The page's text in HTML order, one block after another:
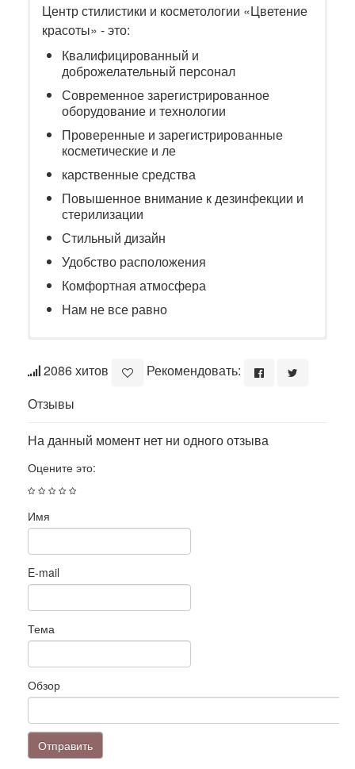
Центр стилистики и косметологии «Цветение
красоты» - это:
Квалифицированный и
доброжелательный персонал
Современное зарегистрированное
оборудование и технологии
Проверенные и зарегистрированные
косметические и ле
карственные средства
Повышенное внимание к дезинфекции и
стерилизации
Стильный дизайн
Удобство расположения
Комфортная атмосфера
Нам не все равно
2086 хитов
Рекомендовать:
Отзывы
На данный момент нет ни одного отзыва
Оцените это:
Имя
E-mail
Тема
Обзор
Отправить